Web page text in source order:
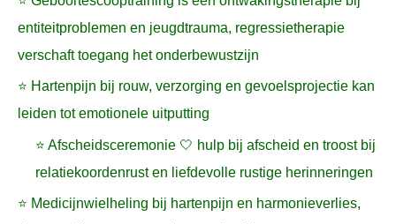
entiteitproblemen en jeugdtrauma, regressietherapie
verschaft toegang het onderbewustzijn
⭐ Hartenpijn bij rouw, verzorging en gevoelsprojectie kan
leiden tot emotionele uitputting
⭐ Afscheidsceremonie 🤍 hulp bij afscheid en troost bij
relatiekoordenrust en liefdevolle rustige herinneringen
⭐ Medicijnwielheling bij hartenpijn en harmonieverlies,